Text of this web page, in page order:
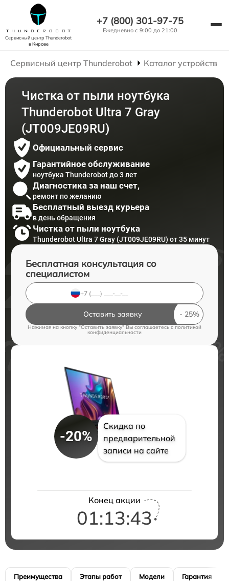
Сервисный центр Thunderobot
в Кирове
+7 (800) 301-97-75
Ежедневно с 9:00 до 21:00
Сервисный центр Thunderobot Каталог устройств
Чистка от пыли ноутбука
Thunderobot Ultra 7 Gray
(JT009JE09RU)
Официальный сервис
Гарантийное обслуживание
ноутбука Thunderobot до 3 лет
Диагностика за наш счет,
ремонт по желанию
Бесплатный выезд курьера
в день обращения
Чистка от пыли ноутбука
Thunderobot Ultra 7 Gray (JT009JE09RU) от 35 минут
Бесплатная консультация со
специалистом
Оставить заявку
Нажимая на кнопку "Оставить заявку" Вы соглашаетесь cполитикой
конфиденциальности
-20%
Скидка по
предварительной
записи на сайте
Конец акции
01:13:42
Преимущества Этапы работ Модели Гарантия